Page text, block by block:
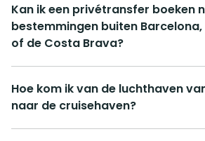
Kan ik een privétransfer boeken
bestemmingen buiten
of de Costa Brava?
Hoe kom ik van de luchthaven
naar de cruisehaven?